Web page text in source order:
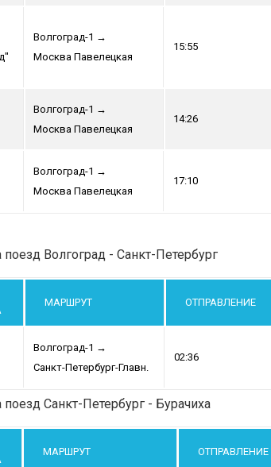
Волгоград-1 →
Москва Павелецкая
15:55
Волгоград-1 →
Москва Павелецкая
14:26
Волгоград-1 →
Москва Павелецкая
17:10
поезд Волгоград - Санкт-Петербург
МАРШРУТ ОТПРАВЛЕНИЕ
Волгоград-1 →
Санкт-Петербург-Главн.
02:36
поезд Санкт-Петербург - Бурачиха
МАРШРУТ ОТПРАВЛЕНИЕ